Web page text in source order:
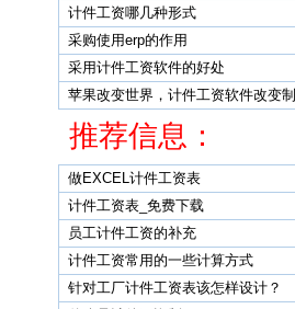
计件工资哪几种形式
采购使用erp的作用
采用计件工资软件的好处
苹果改变世界，计件工资软件改变
推荐信息：
做EXCEL计件工资表
计件工资表_免费下载
员工计件工资的补充
计件工资常用的一些计算方式
针对工厂计件工资表该怎样设计？